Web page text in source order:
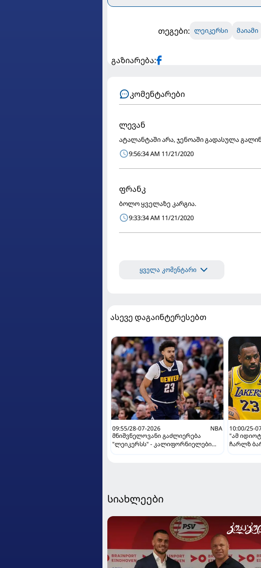
თეგები: ლეიკერსი მაიამი
გაზიარება:
კომენტარები
ლევან
ატალანტაში არა, ჯენოაში გადასულა
9:56:34 AM 11/21/2020
ფრანკ
ბოლო ყველაზე კარგია.
9:33:34 AM 11/21/2020
ყველა კომენტარი
ასევე დაგაინტერესებთ
09:55/28-07-2026
NBA
მნიშვნელოვანი გაძლიერება
"ლეიკერსს" - კალიფორნიელები
10:00/25-
"ამ
ჩარლზ
სიახლეები